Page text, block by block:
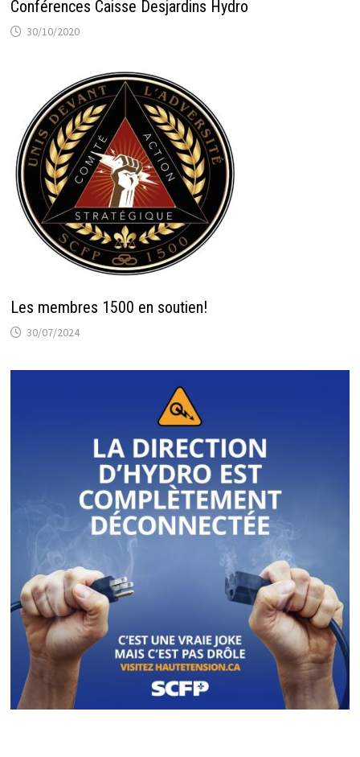
Conférences Caisse Desjardins Hydro
30/10/2020
Les membres 1500 en soutien!
30/07/2024